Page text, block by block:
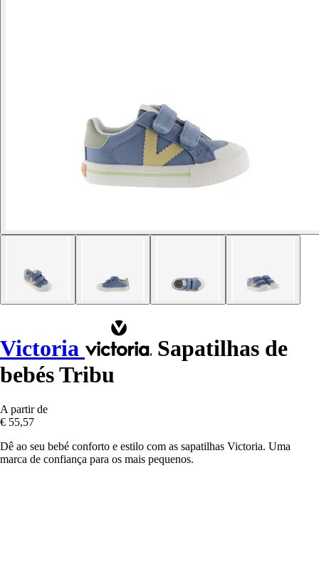
Victoria
Sapatilhas de
bebés Tribu
A partir de
€ 55,57
Dê ao seu bebé conforto e estilo com as sapatilhas Victoria. Uma
marca de confiança para os mais pequenos.